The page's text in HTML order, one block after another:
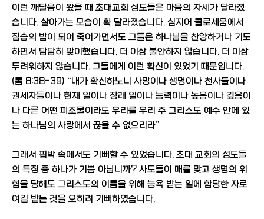
이런 깨달음이 왔을 때 초대교회 성도들은 마음의 자세가 달라졌
습니다. 살아가는 모습이 확 달라졌습니다. 심지어 콜로세움에서
짐승의 밥이 되어 죽어가면서도 그들은 하나님을 찬양하거나 기도
하면서 담담히 맞이했습니다. 더 이상 불안하지 않습니다. 더 이상
두려워하지 않습니다. 그들에게 이런 확신이 있었기 때문입니다.
(롬 8:38-39) “내가 확신하노니 사망이나 생명이나 천사들이나
권세자들이나 현재 일이나 장래 일이나 능력이나 높음이나 깊음이
나 다른 어떤 피조물이라도 우리를 우리 주 그리스도 예수 안에 있
는 하나님의 사랑에서 끊을 수 없으리라”
그래서 핍박 속에서도 기뻐할 수 있었습니다. 초대 교회의 성도들
의 특징 중 하나가 기쁨 아닙니까? 사도들이 매를 맞고 생명의 위
협을 당해도 그리스도의 이름을 위해 능욕 받는 일에 합당한 자로
여김 받는 것을 오히려 기뻐하였습니다.